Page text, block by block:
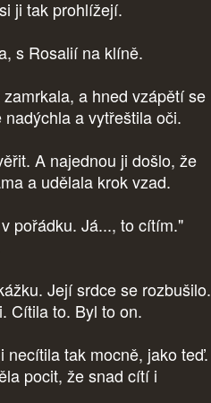
ji tak prohlížejí.
s Rosalií na klíně.
a hned vzápětí se
a vytřeštila oči.
A najednou ji došlo, že
a udělala krok vzad.
pořádku. Já..., to cítím."
Její srdce se rozbušilo.
Cítila to. Byl to on.
tak mocně, jako teď.
pocit, že snad cítí i